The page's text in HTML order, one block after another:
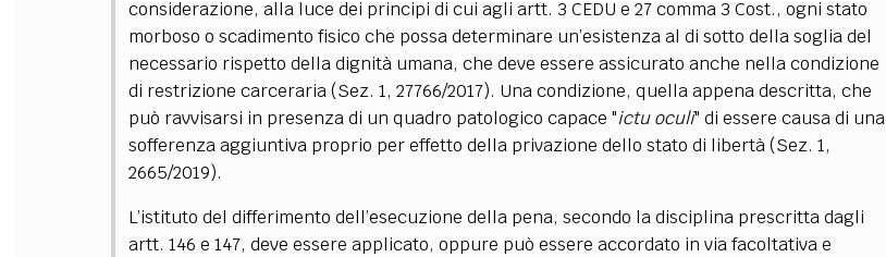
considerazione, alla luce dei principi di cui agli artt. 3 CEDU e 27 comma 3 Cost., ogni stato
morboso o scadimento fisico che possa determinare un’esistenza al di sotto della soglia del
necessario rispetto della dignità umana, che deve essere assicurato anche nella condizione
di restrizione carceraria (Sez. 1, 27766/2017). Una condizione, quella appena descritta, che
può ravvisarsi in presenza di un quadro patologico capace "ictu oculi" di essere causa di una
sofferenza aggiuntiva proprio per effetto della privazione dello stato di libertà (Sez. 1,
2665/2019).
L’istituto del differimento dell’esecuzione della pena, secondo la disciplina prescritta dagli
artt. 146 e 147, deve essere applicato, oppure può essere accordato in via facoltativa e